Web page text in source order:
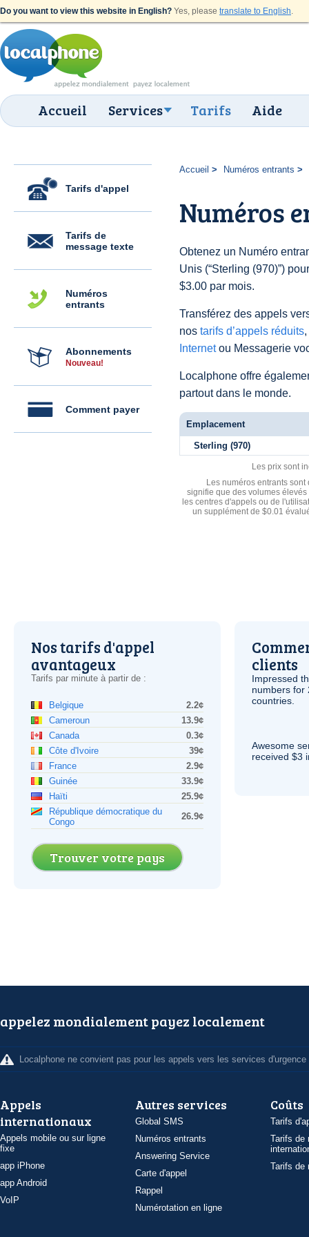
Do you want to view this website in English? Yes, please translate to English.
Accueil Services Tarifs Aide
Tarifs d'appel
Tarifs de
message texte
Numéros
entrants
Abonnements
Nouveau!
Comment payer
Accueil Numéros entrants
Numéros
Obtenez un Numéro
Unis (“Sterling (970)”)
$3.00 par mois.
Transférez des appels
nos tarifs d’appels réduits
Internetou Messagerie
Localphone offre
partout dans le monde.
Emplacement
Sterling (970)
Les prix sont
Les numéros entrants
signifie que des volumes
les centres d'appels ou de
un supplément de $0.01
Nos tarifs d'appel
avantageux
Tarifs par minute à partir de :
Belgique
2.2¢
Cameroun
13.9¢
Canada
0.3¢
Côte d'Ivoire
39¢
France
2.9¢
Guinée
33.9¢
Haïti
25.9¢
République démocratique du
Congo
26.9¢
Trouver votre pays
clients
Impressed
numbers for
countries.
Awesome
received $3
appelez mondialement payez localement
Localphone ne convient pas pour les appels vers les services d'urgence
Appels
internationaux
Appels mobile ou sur ligne
fixe
app iPhone
app Android
VoIP
Autres services
Global SMS
Numéros entrants
Answering Service
Carte d'appel
Rappel
Numérotation en ligne
Coûts
Tarifs
Tarifs de
Tarifs de